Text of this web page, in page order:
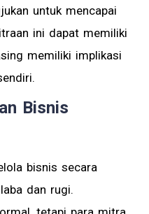
untuk mencapai
ini dapat memiliki
memiliki implikasi
Bisnis
bisnis secara
dan rugi.